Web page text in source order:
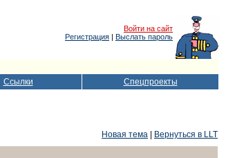
Войти на сайт
Регистрация | Выслать пароль
Ссылки Спецпроекты
Новая тема
Вернуться в LLT